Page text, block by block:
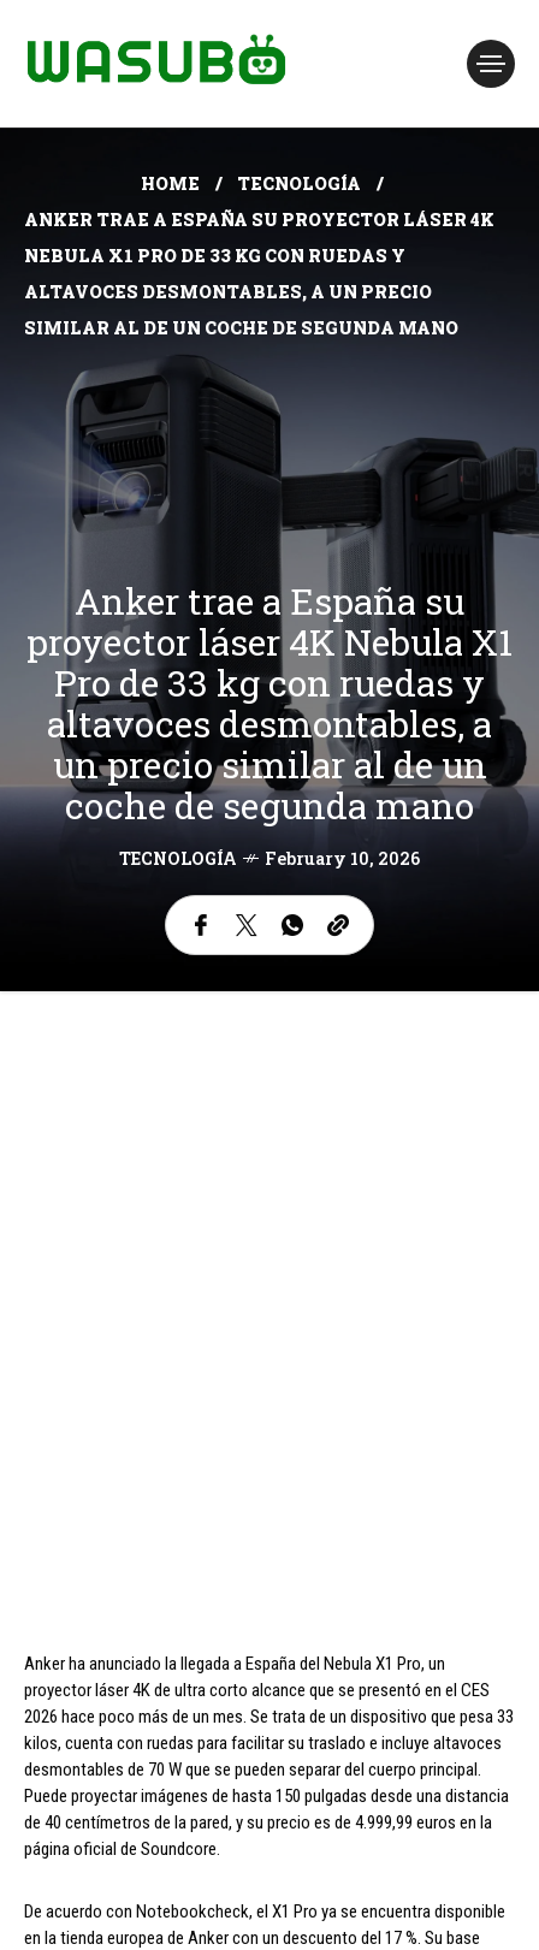
HOME
TECNOLOGÍA
ANKER TRAE A ESPAÑA SU PROYECTOR LÁSER 4K
NEBULA X1 PRO DE 33 KG CON RUEDAS Y
ALTAVOCES DESMONTABLES, A UN PRECIO
SIMILAR AL DE UN COCHE DE SEGUNDA MANO
Anker trae a España su
proyector láser 4K Nebula X1
Pro de 33 kg con ruedas y
altavoces desmontables, a
un precio similar al de un
coche de segunda mano
TECNOLOGÍA February 10, 2026
Anker ha anunciado la llegada a España del Nebula X1 Pro, un
proyector láser 4K de ultra corto alcance que se presentó en el CES
2026 hace poco más de un mes. Se trata de un dispositivo que pesa 33
kilos, cuenta con ruedas para facilitar su traslado e incluye altavoces
desmontables de 70 W que se pueden separar del cuerpo principal.
Puede proyectar imágenes de hasta 150 pulgadas desde una distancia
de 40 centímetros de la pared, y su precio es de 4.999,99 euros en la
página oficial de Soundcore.
De acuerdo con Notebookcheck, el X1 Pro ya se encuentra disponible
en la tienda europea de Anker con un descuento del 17 %. Su base